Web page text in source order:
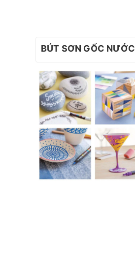
BÚT SƠN GỐC NƯỚC